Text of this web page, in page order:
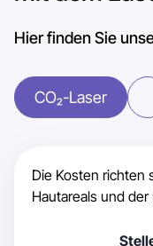
Hier finden Sie
CO₂-Laser
Die Kosten richten
Hautareals und